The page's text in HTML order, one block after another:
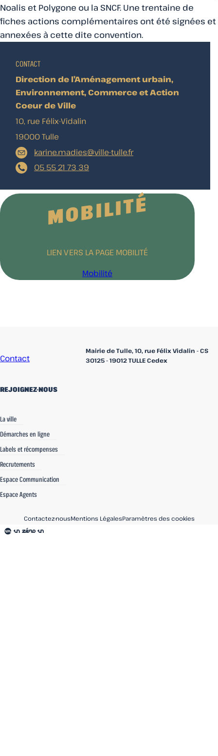
Noalis et Polygone ou la SNCF. Une trentaine de
fiches actions complémentaires ont été signées et
annexées à cette dite convention.
CONTACT
Direction de l’Aménagement urbain,
Environnement, Commerce et Action
Coeur de Ville
10, rue Félix-Vidalin
19000 Tulle
karine.madies@ville-tulle.fr
05 55 21 73 39
MOBILITÉ
LIEN VERS LA PAGE MOBILITÉ
Mobilité
Contact
Mairie de Tulle, 10, rue Félix Vidalin - CS
30125 - 19012 TULLE Cedex
REJOIGNEZ-NOUS
La ville
Démarches en ligne
Labels et récompenses
Recrutements
Espace Communication
Espace Agents
Contactez-nousMentions LégalesParamètres des cookies
Une réalisation
un zéro un